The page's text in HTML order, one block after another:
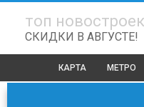
топ новостроек
СКИДКИ В АВГУСТЕ!
КАРТА МЕТРО